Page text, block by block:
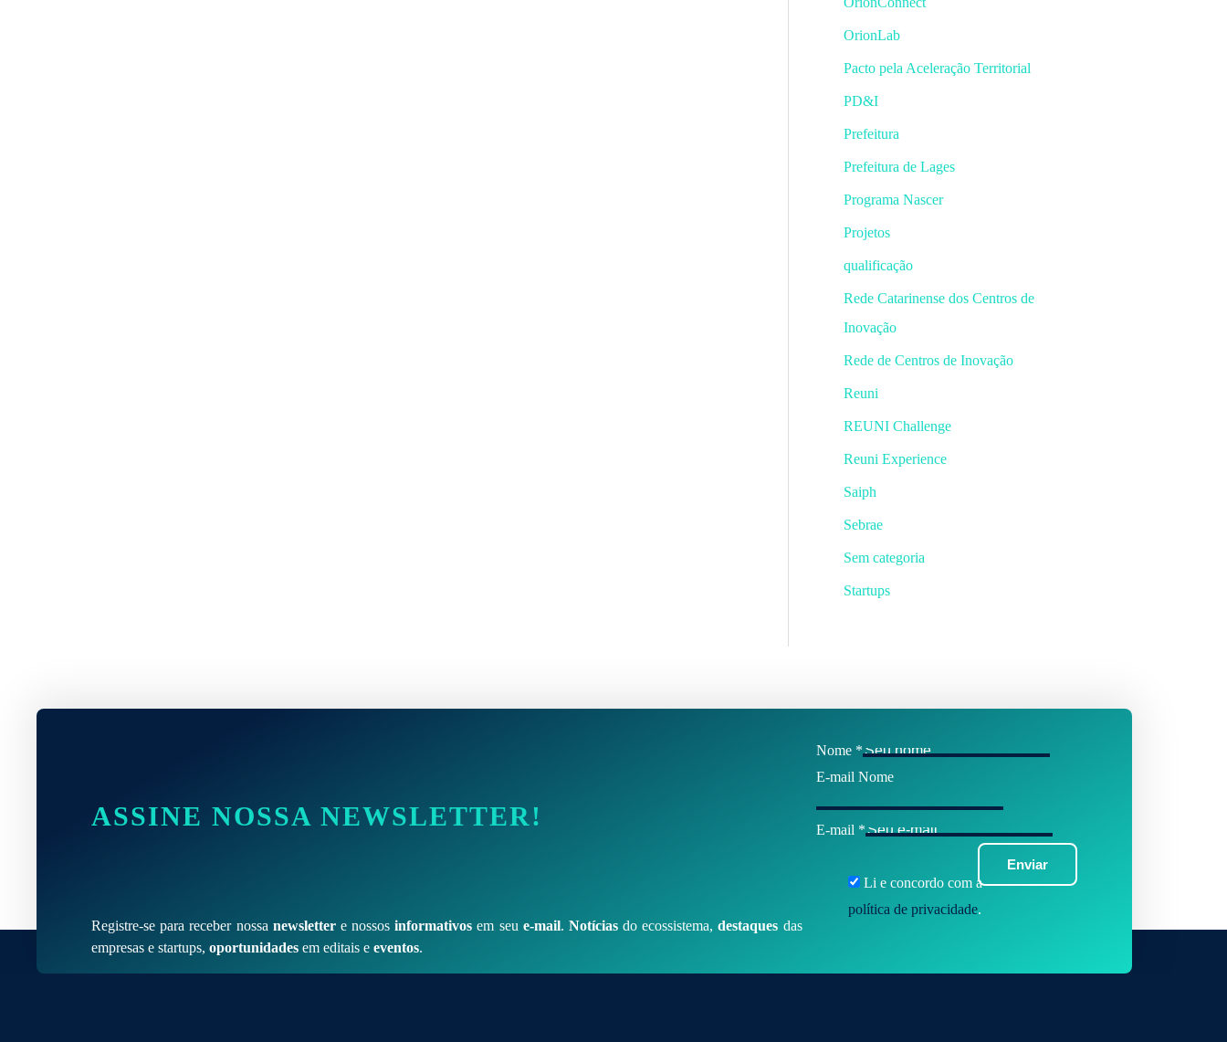
OrionLab
Pacto pela Aceleração Territorial
PD&I
Prefeitura
Prefeitura de Lages
Programa Nascer
Projetos
qualificação
Rede Catarinense dos Centros de
Inovação
Rede de Centros de Inovação
Reuni
REUNI Challenge
Reuni Experience
Saiph
Sebrae
Sem categoria
Startups
ASSINE NOSSA NEWSLETTER!
Registre-se para receber nossa newslettere nossosinformativos em seu e-mail. Notíciasdo ecossistema,destaques das
empresas e startups, oportunidades em editais e eventos.
Nome *
E-mail Nome
E-mail *
Enviar
Li e concordo com a
política de privacidade.